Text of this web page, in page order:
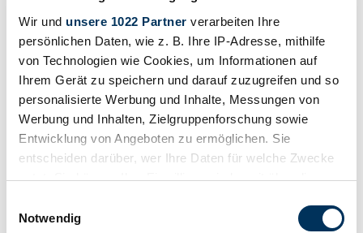
Wir und unsere 1022 Partner verarbeiten Ihre
persönlichen Daten, wie z. B. Ihre IP-Adresse, mithilfe
von Technologien wie Cookies, um Informationen auf
Ihrem Gerät zu speichern und darauf zuzugreifen und so
personalisierte Werbung und Inhalte, Messungen von
Werbung und Inhalten, Zielgruppenforschung sowie
Entwicklung von Angeboten zu ermöglichen. Sie
entscheiden darüber, wer Ihre Daten für welche Zwecke
nutzt. Sie können Ihre Einwilligung jederzeit über die
Trigger Symbol ändern oder widerrufen
Notwendig
Privat